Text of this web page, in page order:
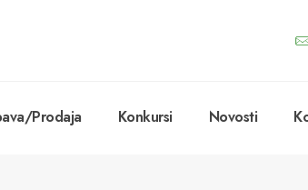
Prodaja Konkursi Novosti